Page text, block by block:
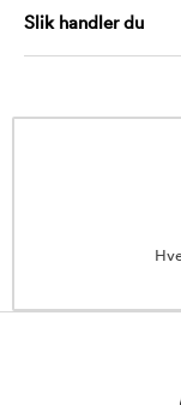
Slik handler du